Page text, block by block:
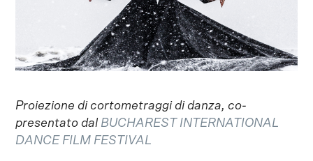
Proiezione di cortometraggi di danza, co-
presentato dal BUCHAREST INTERNATIONAL
DANCE FILM FESTIVAL